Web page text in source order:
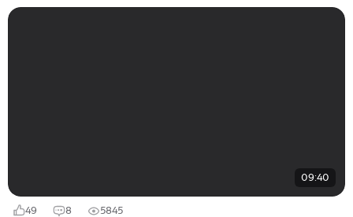
09:40
49 8 5845